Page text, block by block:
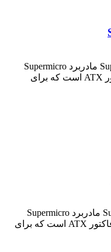
توضیحات مادربرد Supermicro X11SPI-TF مادربرد Supermicro
X11SPI-TF یک برد قدرتمند با فرم‌فاکتور ATX است که برای
توضیحات مادربرد Supermicro X11SPL-F مادربرد Supermicro
X11SPL-F یک مادربرد حرفه‌ای با فرم‌فاکتور ATX است که برای